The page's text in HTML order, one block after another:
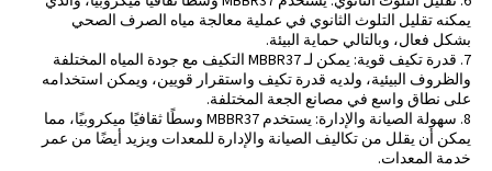
يمكنه تقليل التلوث الثانوي في عملية معالجة مياه الصرف الصحي
بشكل فعال، وبالتالي حماية البيئة.
7. قدرة تكيف قوية: يمكن لـ MBBR37 التكيف مع جودة المياه المختلفة
والظروف البيئية، ولديه قدرة تكيف واستقرار قويين، ويمكن استخدامه
على نطاق واسع في مصانع الجعة المختلفة.
8. سهولة الصيانة والإدارة: يستخدم MBBR37 وسطًا ثقافيًا ميكروبيًا، مما
يمكن أن يقلل من تكاليف الصيانة والإدارة للمعدات ويزيد أيضًا من عمر
خدمة المعدات.